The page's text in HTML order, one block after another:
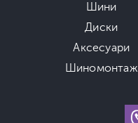
Шини
Диски
Аксесуари
Шиномонтаж